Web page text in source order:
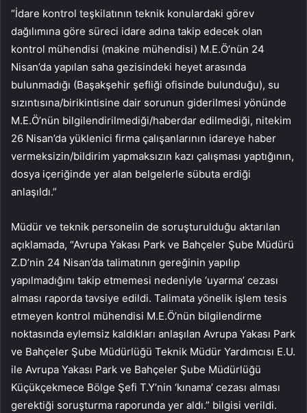
“İdare kontrol teşkilatının teknik konulardaki görev
dağılımına göre süreci idare adına takip edecek olan
kontrol mühendisi (makine mühendisi) M.E.Ö’nün 24
Nisan’da yapılan saha gezisindeki heyet arasında
bulunmadığı (Başakşehir şefliği ofisinde bulunduğu), su
sızıntısına/birikintisine dair sorunun giderilmesi yönünde
M.E.Ö’nün bilgilendirilmediği/haberdar edilmediği, nitekim
26 Nisan’da yüklenici firma çalışanlarının idareye haber
vermeksizin/bildirim yapmaksızın kazı çalışması yaptığının,
dosya içeriğinde yer alan belgelerle sübuta erdiği
anlaşıldı.”
Müdür ve teknik personelin de soruşturulduğu aktarılan
açıklamada, “Avrupa Yakası Park ve Bahçeler Şube Müdürü
Z.D’nin 24 Nisan’da talimatının gereğinin yapılıp
yapılmadığını takip etmemesi nedeniyle ‘uyarma’ cezası
alması raporda tavsiye edildi. Talimata yönelik işlem tesis
etmeyen kontrol mühendisi M.E.Ö’nün bilgilendirme
noktasında eylemsiz kaldıkları anlaşılan Avrupa Yakası Park
ve Bahçeler Şube Müdürlüğü Teknik Müdür Yardımcısı E.U.
ile Avrupa Yakası Park ve Bahçeler Şube Müdürlüğü
Küçükçekmece Bölge Şefi T.Y’nin ‘kınama’ cezası alması
gerektiği soruşturma raporunda yer aldı.” bilgisi verildi.